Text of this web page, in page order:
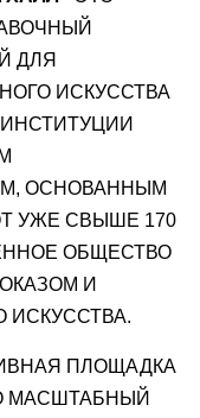
ДЛЯ
ИСКУССТВА
ОСНОВАННЫМ
УЖЕ СВЫШЕ 170
ОБЩЕСТВО
И
ИСКУССТВА.
ПЛОЩАДКА
МАСШТАБНЫЙ